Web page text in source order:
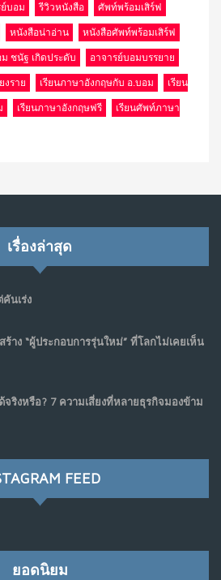
บอม รีวิวหนังสือ ศัพท์พร้อมเสิร์ฟ
หนังสือน่าอ่าน หนังสือศัพท์พร้อมเสิร์ฟ
ชนัฐ เกิดประดับ อาจารย์บอมบรรยาย
งราย เรียนภาษาอังกฤษกับ อ.บอม เรียน
เรียนภาษาอังกฤษฟรี เรียนศัพท์ภาษา
เรื่องล่าสุด
นเร่ง
ร้าง “ผู้ประกอบการรุ่นใหม่” ที่โลกไม่เคยเห็น
ริงหรือ? 7 ความเสี่ยงที่หลายธุรกิจมองข้าม
FEED
ยอดนิยม